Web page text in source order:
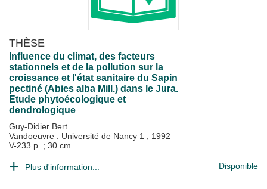
THÈSE
Influence du climat, des facteurs
stationnels et de la pollution sur la
croissance et l'état sanitaire du Sapin
pectiné (Abies alba Mill.) dans le Jura.
Etude phytoécologique et
dendrologique
Guy-Didier Bert
Vandoeuvre : Université de Nancy 1 ; 1992
V-233 p. ; 30 cm
Plus d'information... Disponible